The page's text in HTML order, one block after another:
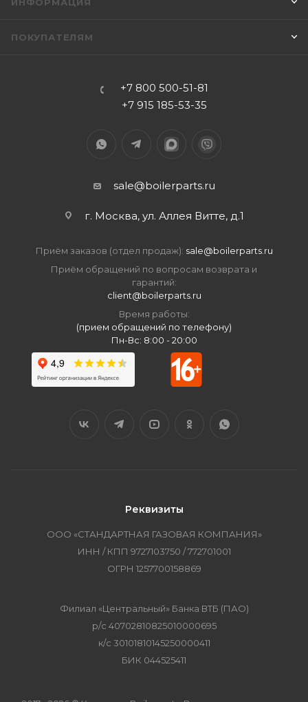
ПОКУПАТЕЛЯМ
+7 800 500-51-81
+7 915 185-53-35
sale@boilerparts.ru
г. Москва, ул. Аллея Витте, д.1
Приём заказов (отдел продаж): sale@boilerparts.ru
Приём обращений по вопросам возврата и
гарантий:
client@boilerparts.ru
Время работы:
(прием обращений по телефону)
Пн-Вс: 8:00 - 20:00
Реквизиты
ООО «СТАНДАРТНАЯ ГАЗОВАЯ КОМПАНИЯ»
ИНН / КПП 9727103750 / 772701001
ОГРН 1257700158869
Филиал «Центральный» Банка ВТБ (ПАО)
р/с 40702810825010000695
к/с 30101810145250000411
БИК 044525411